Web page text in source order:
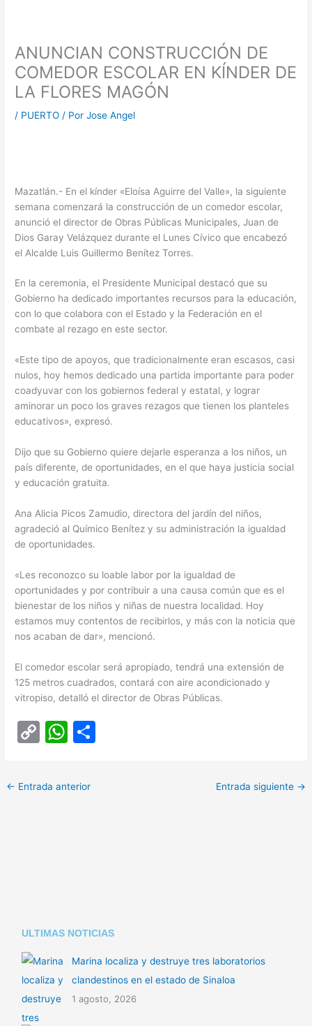
ANUNCIAN CONSTRUCCIÓN DE
COMEDOR ESCOLAR EN KÍNDER DE
LA FLORES MAGÓN
/ PUERTO / PorJose Angel
Mazatlán.- En el kínder «Eloísa Aguirre del Valle», la siguiente
semana comenzará la construcción de un comedor escolar,
anunció el director de Obras Públicas Municipales, Juan de
Dios Garay Velázquez durante el Lunes Cívico que encabezó
el Alcalde Luis Guillermo Benítez Torres.
En la ceremonia, el Presidente Municipal destacó que su
Gobierno ha dedicado importantes recursos para la educación,
con lo que colabora con el Estado y la Federación en el
combate al rezago en este sector.
«Este tipo de apoyos, que tradicionalmente eran escasos, casi
nulos, hoy hemos dedicado una partida importante para poder
coadyuvar con los gobiernos federal y estatal, y lograr
aminorar un poco los graves rezagos que tienen los planteles
educativos», expresó.
Dijo que su Gobierno quiere dejarle esperanza a los niños, un
país diferente, de oportunidades, en el que haya justicia social
y educación gratuita.
Ana Alicia Picos Zamudio, directora del jardín del niños,
agradeció al Químico Benítez y su administración la igualdad
de oportunidades.
«Les reconozco su loable labor por la igualdad de
oportunidades y por contribuir a una causa común que es el
bienestar de los niños y niñas de nuestra localidad. Hoy
estamos muy contentos de recibirlos, y más con la noticia que
nos acaban de dar», mencionó.
El comedor escolar será apropiado, tendrá una extensión de
125 metros cuadrados, contará con aire acondicionado y
vitropiso, detalló el director de Obras Públicas.
C
p
y
W
at
s
← Entrada anterior Entrada siguiente →
ULTIMAS NOTICIAS
Marina localiza y destruye tres laboratorios
clandestinos en el estado de Sinaloa
1 agosto, 2026